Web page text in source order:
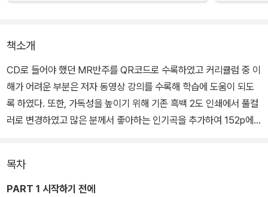
책소개
CD로 들어야 했던 MR반주를 QR코드로 수록하였고 커리큘럼 중 이
해가 어려운 부분은 저자 동영상 강의를 수록해 학습에 도움이 되도
록 하였다. 또한, 가독성을 높이기 위해 기존 흑백 2도 인쇄에서 풀컬
러로 변경하였고 많은 분께서 좋아하는 인기곡을 추가하여 152p에
‘미치도록 쉬운 기타’는 기타 코드를 하나씩 배워가며 곡을 익힐 수 있
는 교본이다. 멜로디 연주법이 수록되어 한 권으로 기타의 기초를 마
목차
PART 1 시작하기 전에